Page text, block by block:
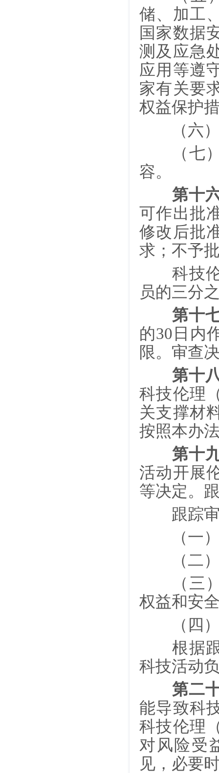
储、加工
国家数据
测及应急
应用等遵
家有关要
权益保护
（六）
（七）
容。
第十
可作出批
修改后批
求；不予
科技
员的三分
第十
的30日内
限。审查
第十
科技伦理
关支撑材
按照本办
第十
活动开展
等决定。
跟踪审
（一）
（二）
（三）
权益和安
（四）
根据跟
科技活动
第二
能导致科
科技伦理
对风险受
见，必要